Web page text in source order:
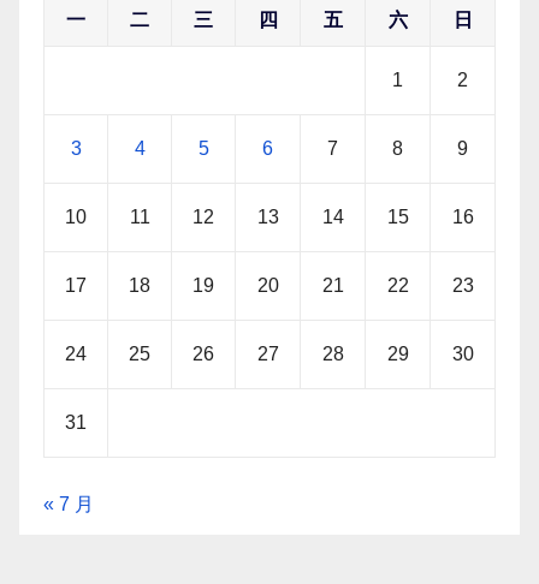
一 二 三 四 五 六 日
1 2
3 4 5 6 7 8 9
10 11 12 13 14 15 16
17 18 19 20 21 22 23
24 25 26 27 28 29 30
31
« 7 月